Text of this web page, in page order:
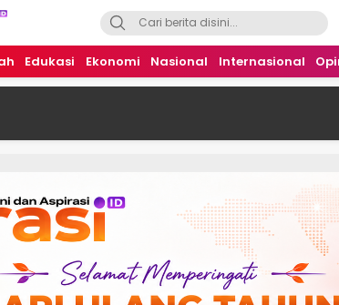
Edukasi Ekonomi Nasional Internasional